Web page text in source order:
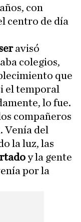
con
centro de día
avisó
colegios,
que
el temporal
lo fue.
compañeros
Venía del
la luz, las
y la gente
por la